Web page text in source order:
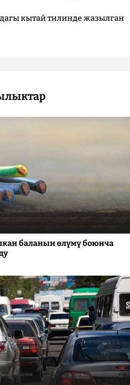
кытай тилинде жазылган
баланын өлүмү боюнча